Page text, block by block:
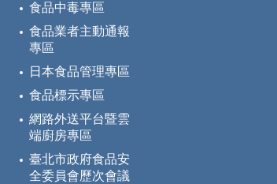
食品中毒專區
食品業者主動通報
專區
日本食品管理專區
食品標示專區
網路外送平台暨雲
端廚房專區
臺北市政府食品安
全委員會歷次會議